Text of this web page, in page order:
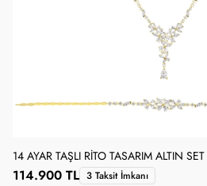
14 AYAR TAŞLI RITO TASARIM ALTIN SET
114.900 TL 3 Taksit İmkanı